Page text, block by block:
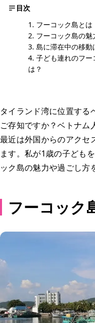
目次
フーコック島とは
フーコック島の魅
島に滞在中の移動
子ども連れのフ
は？
タイランド湾に位置する
ご存知ですか？ベトナム
最近は外国からのアクセ
ます。私が1歳の子ども
ック島の魅力や過ごし方
フーコック